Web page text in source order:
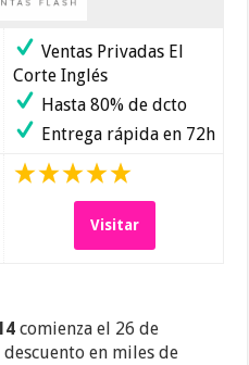
Ventas Privadas El
Corte Inglés
Hasta 80% de dcto
Entrega rápida en 72h
Visitar
comienza el 26 de
en miles de